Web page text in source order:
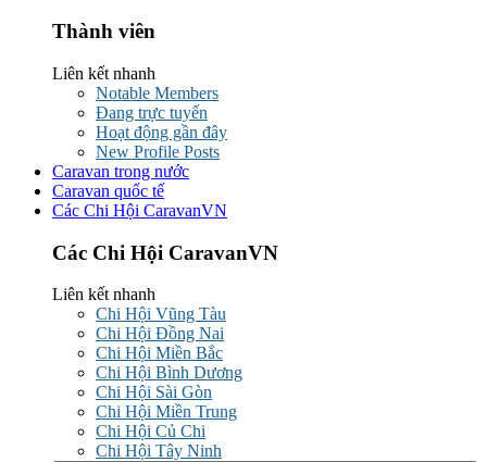
Thành viên
Liên kết nhanh
Notable Members
Đang trực tuyến
Hoạt động gần đây
New Profile Posts
Caravan trong nước
Caravan quốc tế
Các Chi Hội CaravanVN
Các Chi Hội CaravanVN
Liên kết nhanh
Chi Hội Vũng Tàu
Chi Hội Đồng Nai
Chi Hội Miền Bắc
Chi Hội Bình Dương
Chi Hội Sài Gòn
Chi Hội Miền Trung
Chi Hội Củ Chi
Chi Hội Tây Ninh